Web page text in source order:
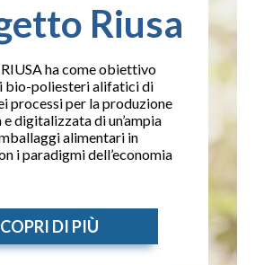
Riusa
ha come obiettivo
bio-poliesteri alifatici di
processi per la produzione
digitalizzata di un’ampia
alimentari in
i paradigmi dell’economia
DI PIÙ